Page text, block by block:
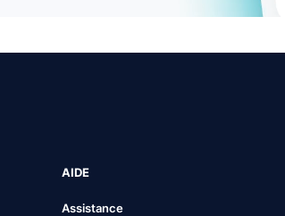
AIDE
Assistance